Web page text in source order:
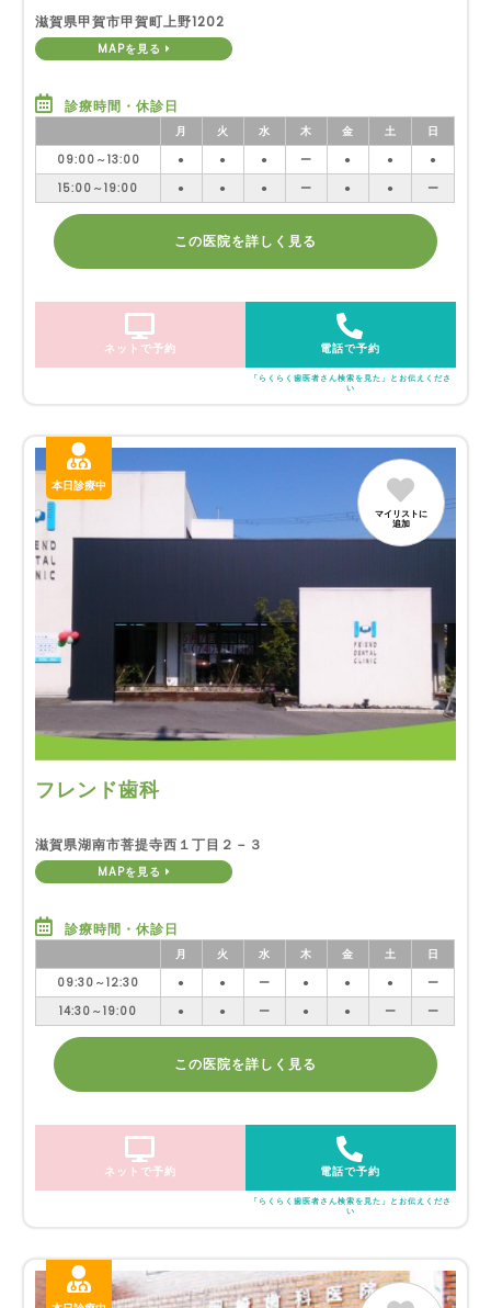
滋賀県甲賀市甲賀町上野1202
MAPを見る
診療時間・休診日
月 火 水 木 金 土
日
09:00～13:00
● ● ● ー ● ●
●
15:00～19:00
● ● ● ー ● ● ー
この医院を詳しく見る
ネットで予約 電話で予約
「らくらく歯医者さん検索を見た」とお伝えくださ
い
本日診療中
フレンド歯科
マイリストに
追加
滋賀県湖南市菩提寺西１丁目２－３
MAPを見る
診療時間・休診日
月 火 水 木 金 土
日
09:30～12:30
● ● ー ● ● ●
ー
14:30～19:00
● ● ー ● ● ー ー
この医院を詳しく見る
ネットで予約 電話で予約
「らくらく歯医者さん検索を見た」とお伝えくださ
い